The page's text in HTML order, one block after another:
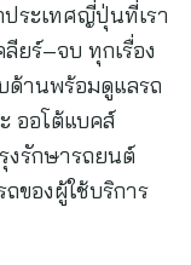
ระเทศญี่ปุ่นที่เรา
ยร์–จบ ทุกเรื่อง
ด้านพร้อมดูแลรถ
ออโต้แบคส์
งรักษารถยนต์
ของผู้ใช้บริการ